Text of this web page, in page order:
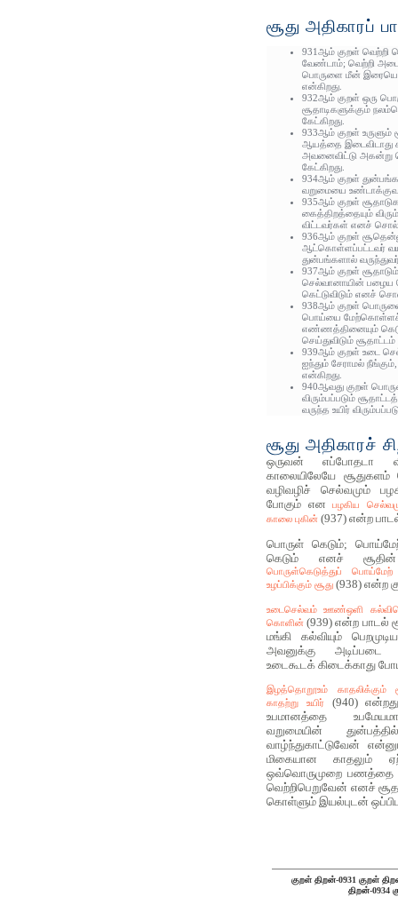
சூது அதிகாரப்
931ஆம் குறள் வெற்றி
வேண்டாம்; வெற்றி
பொருளை மீன்
என்கிறது.
932ஆம் குறள் ஒரு
சூதாடிகளுக்கும்
கேட்கிறது.
933ஆம் குறள் உருளும்
ஆயத்தை இடைவிடாது
அவனைவிட்டு அகன்று
கேட்கிறது.
934ஆம் குறள்
வறுமையை
935ஆம் குறள்
கைத்திறத்தையும்
விட்டவர்கள் எனச்
936ஆம் குறள்
ஆட்கொள்ளப்பட்டவர்
துன்பங்களால்
937ஆம் குறள்
செல்வானாயின் பழைய
கெட்டுவிடும் எனச்
938ஆம் குறள்
பொய்யை மேற்கொள்ளச்
எண்ணத்தினையும்
செய்துவிடும் சூதாட்டம்
939ஆம் குறள் உடை
ஐந்தும் சேராமல்
என்கிறது.
940ஆவது குறள்
விரும்பப்படும்
வருந்த உயிர்
சூது அதிகாரச்
ஒருவன் எப்போதடா
காலையிலேயே
வழிவழிச் செல்வமும்
போகும் எனபழகிய
காலை புகின் (937) என்ற பாடல்
பொருள் கெடும்;
கெடும் எனச்
பொருள்கெடுத்துப்
உழப்பிக்கும் சூது (938) என்ற
உடைசெல்வம் ஊண்ஒளி
கொளின் (939) என்ற பாடல்
மங்கி கல்வியும்
அவனுக்கு
உடைகூடக் கிடைக்காது
இழத்தொறூஉம் காதலிக்கும்
காதற்று உயிர்
(940)
உபமானத்தை
வறுமையின்
வாழ்ந்துகாட்டுவேன்
மிகையான காதலும்
ஒவ்வொருமுறை பணத்தை
வெற்றிபெறுவேன் எனச்
கொள்ளும் இயல்புடன்
குறள் திறன்-0931 குறள்
திறன்-0934